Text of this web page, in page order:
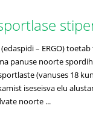
(edaspidi – ERGO)
panuse noorte
(vanuses 18
iseseisva elu
noorte ...